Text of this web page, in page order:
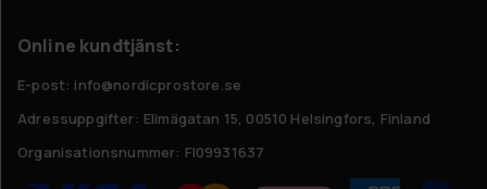
Online kundtjänst:
E-post: info@nordicprostore.se
Adressuppgifter: Elimägatan 15, 00510 Helsingfors, Finland
Organisationsnummer: FI09931637